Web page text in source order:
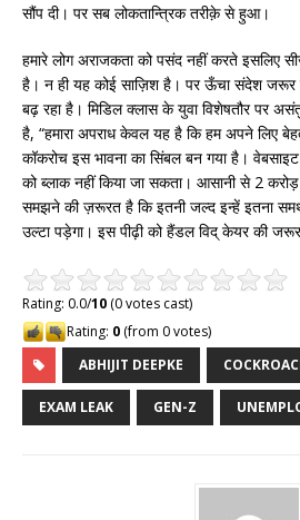
सौंप दी। पर सब लोकतान्त्रिक तरीक़े से हुआ।
हमारे लोग अराजकता को पसंद नहीं करते इसलिए
है। न ही यह कोई साज़िश है। पर ऊँचा संदेश जरूर
बढ़ रहा है। मिडिल क्लास के युवा विशेषतौर पर
है, “हमारा अपराध केवल यह है कि हम अपने लिए
कॉकरोच इस भावना का सिंबल बन गया है।
को ब्लाक नहीं किया जा सकता। आसानी से 2
समझने की ज़रूरत है कि इतनी जल्द इन्हें इतना
उल्टा पड़ेगा। इस पीढ़ी को हैंडल विद् केयर की
Rating: 0.0/10 (0 votes cast)
Rating: 0 (from 0 votes)
ABHIJIT DEEPKE
EXAM LEAK GEN-Z